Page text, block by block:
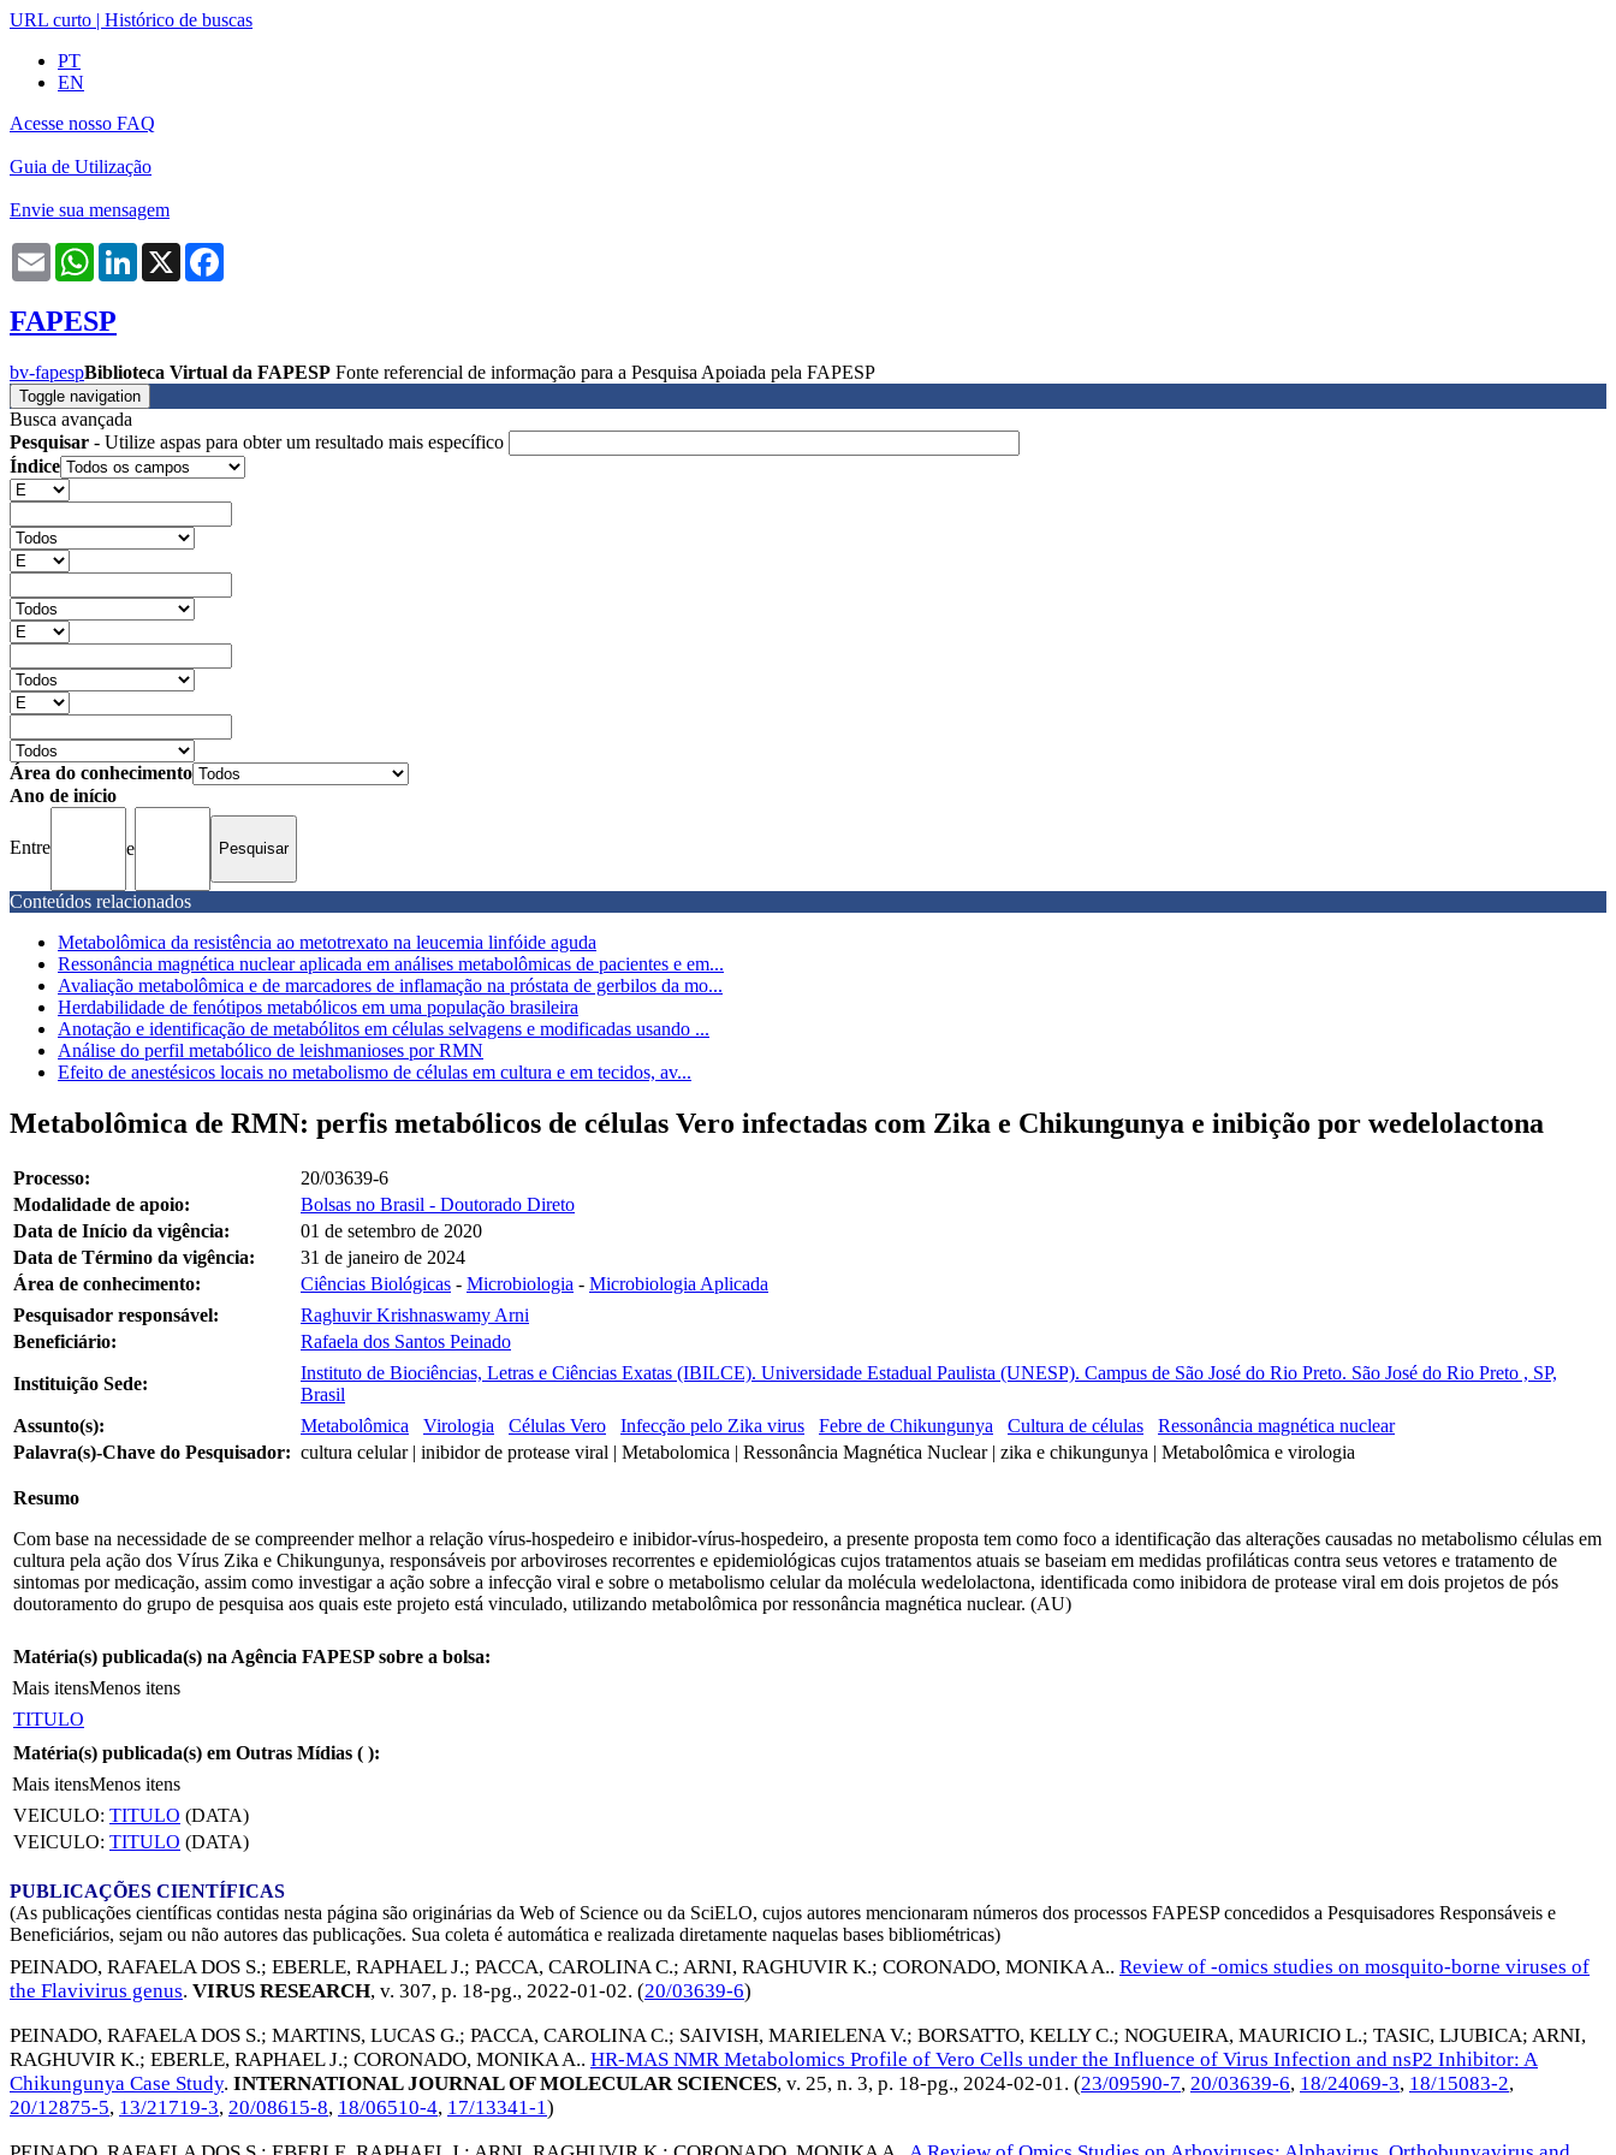
URL curto | Histórico de buscas
PT
EN
Acesse nosso FAQ
Guia de Utilização
Envie sua mensagem
Email WhatsAppLinkedIn
X
FAPESP
bv-fapespBiblioteca Virtual da FAPESP Fonte referencial de informação para a Pesquisa Apoiada pela FAPESP
Toggle navigation
Busca avançada
Pesquisar - Utilize aspas para obter um resultado mais específico
Índice
Área do conhecimento
Ano de início
Entre e
Conteúdos relacionados
Metabolômica da resistência ao metotrexato na leucemia linfóide aguda
Ressonância magnética nuclear aplicada em análises metabolômicas de pacientes e em...
Avaliação metabolômica e de marcadores de inflamação na próstata de gerbilos da mo...
Herdabilidade de fenótipos metabólicos em uma população brasileira
Anotação e identificação de metabólitos em células selvagens e modificadas usando ...
Análise do perfil metabólico de leishmanioses por RMN
Efeito de anestésicos locais no metabolismo de células em cultura e em tecidos, av...
Metabolômica de RMN: perfis metabólicos de células Vero infectadas com Zika e Chikungunya e inibição por wedelolactona
Processo:
20/03639-6
Modalidade de apoio:
Bolsas no Brasil - Doutorado Direto
Data de Início da vigência:
01 de setembro de 2020
Data de Término da vigência:
31 de janeiro de 2024
Área de conhecimento:
Ciências Biológicas - Microbiologia - Microbiologia Aplicada
Pesquisador responsável:
Raghuvir Krishnaswamy Arni
Beneficiário:
Rafaela dos Santos Peinado
Instituição Sede:
Instituto de Biociências, Letras e Ciências Exatas (IBILCE). Universidade Estadual Paulista (UNESP). Campus de São José do Rio Preto. São José do Rio Preto , SP,
Brasil
Assunto(s):
Metabolômica Virologia Células Vero Infecção pelo Zika virus Febre de Chikungunya Cultura de células
Ressonância magnética nuclear
Palavra(s)-Chave do Pesquisador: cultura celular | inibidor de protease viral | Metabolomica | Ressonância Magnética Nuclear | zika e chikungunya | Metabolômica e virologia
Resumo
Com base na necessidade de se compreender melhor a relação vírus-hospedeiro e inibidor-vírus-hospedeiro, a presente proposta tem como foco a identificação das alterações causadas no metabolismo células em
cultura pela ação dos Vírus Zika e Chikungunya, responsáveis por arboviroses recorrentes e epidemiológicas cujos tratamentos atuais se baseiam em medidas profiláticas contra seus vetores e tratamento de
sintomas por medicação, assim como investigar a ação sobre a infecção viral e sobre o metabolismo celular da molécula wedelolactona, identificada como inibidora de protease viral em dois projetos de pós
doutoramento do grupo de pesquisa aos quais este projeto está vinculado, utilizando metabolômica por ressonância magnética nuclear. (AU)
Matéria(s) publicada(s) na Agência FAPESP sobre a bolsa:
Mais itensMenos itens
TITULO
Matéria(s) publicada(s) em Outras Mídias ( ):
Mais itensMenos itens
VEICULO: TITULO (DATA)
VEICULO: TITULO (DATA)
PUBLICAÇÕES CIENTÍFICAS
(As publicações científicas contidas nesta página são originárias da Web of Science ou da SciELO, cujos autores mencionaram números dos processos FAPESP concedidos a Pesquisadores Responsáveis e
Beneficiários, sejam ou não autores das publicações. Sua coleta é automática e realizada diretamente naquelas bases bibliométricas)
PEINADO, RAFAELA DOS S.; EBERLE, RAPHAEL J.; PACCA, CAROLINA C.; ARNI, RAGHUVIR K.; CORONADO, MONIKA A.. Review of -omics studies on mosquito-borne viruses of
the Flavivirus genus. VIRUS RESEARCH, v. 307, p. 18-pg., 2022-01-02. (20/03639-6)
PEINADO, RAFAELA DOS S.; MARTINS, LUCAS G.; PACCA, CAROLINA C.; SAIVISH, MARIELENA V.; BORSATTO, KELLY C.; NOGUEIRA, MAURICIO L.; TASIC, LJUBICA; ARNI,
RAGHUVIR K.; EBERLE, RAPHAEL J.; CORONADO, MONIKA A.. HR-MAS NMR Metabolomics Profile of Vero Cells under the Influence of Virus Infection and nsP2 Inhibitor: A
Chikungunya Case Study. INTERNATIONAL JOURNAL OF MOLECULAR SCIENCES, v. 25, n. 3, p. 18-pg., 2024-02-01. (23/09590-7, 20/03639-6, 18/24069-3, 18/15083-2,
20/12875-5, 13/21719-3, 20/08615-8, 18/06510-4, 17/13341-1)